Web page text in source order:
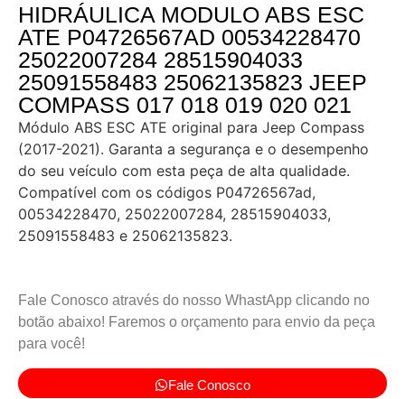
HIDRÁULICA MODULO ABS ESC
ATE P04726567AD 00534228470
25022007284 28515904033
25091558483 25062135823 JEEP
COMPASS 017 018 019 020 021
Módulo ABS ESC ATE original para Jeep Compass
(2017-2021). Garanta a segurança e o desempenho
do seu veículo com esta peça de alta qualidade.
Compatível com os códigos P04726567ad,
00534228470, 25022007284, 28515904033,
25091558483 e 25062135823.
Fale Conosco através do nosso WhastApp clicando no
botão abaixo! Faremos o orçamento para envio da peça
para você!
Fale Conosco